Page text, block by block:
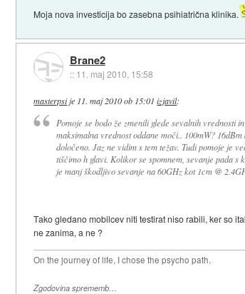
Moja nova investicija bo zasebna psihiatrična klinika.
Brane2
:: 11. maj 2010, 15:58
masterpsije 11. maj 2010 ob 15:01 izjavil:
Pomoje se bodo že zmenili glede sevalnih vrednosti
maksimalna vrednost oddane moči.. 100mW?
določeno. Jaz ne vidim s tem težav. Tudi pomoje je
tiščimo h glavi. Kolikor se spomnem, sevanje pada
je manj škodljivo sevanje na 60GHz kot 1cm @
Tako gledano mobilcev niti testirat niso rabili, ker so
ne zanima, a ne ?
On the journey of life, I chose the psycho path.
Zgodovina sprememb…